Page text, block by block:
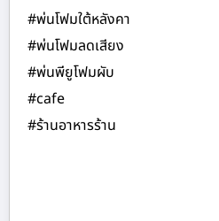
#พ่นโฟมใต้หลังคา
#พ่นโฟมลดเสียง
#พ่นพียูโฟมผับ
#cafe
#ร้านอาหารร้าน